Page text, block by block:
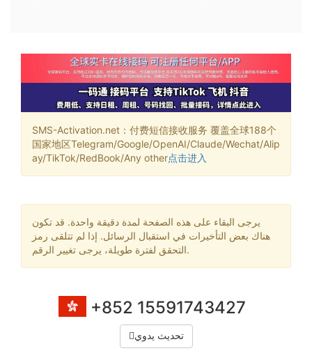
SMS-Activation.net：付费短信接收服务 覆盖全球188个
国家地区Telegram/Google/OpenAI/Claude/Wechat/Alip
ay/TikTok/RedBook/Any other点击进入
يرجى البقاء على هذه الصفحة لمدة دقيقة واحدة. قد تكون
هناك بعض التأخيرات في استقبال الرسائل. إذا لم تتلقى رمز
التحقق لفترة طويلة، يرجى تغيير الرقم.
+852 15591743427
تحديث يدوي